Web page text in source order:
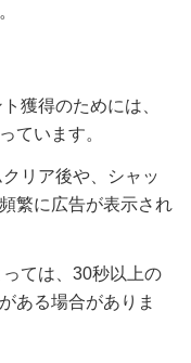
獲得のためには、
ています。
リア後や、シャッ
繁に広告が表示され
ては、30秒以上の
ある場合がありま